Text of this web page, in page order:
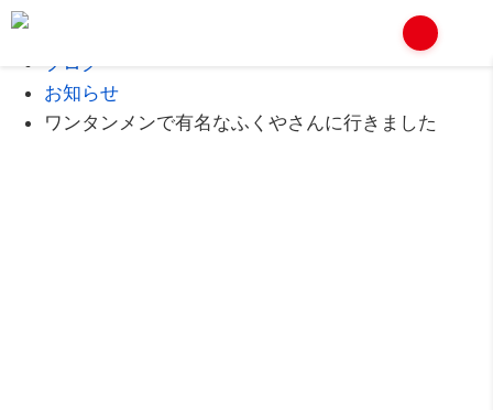
ブログ
お知らせ
ワンタンメンで有名なふくやさんに行きました